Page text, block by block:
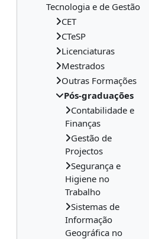
Tecnologia e de Gestão
CET
CTeSP
Licenciaturas
Mestrados
Outras Formações
Pós-graduações
Contabilidade e
Finanças
Gestão de
Projectos
Segurança e
Higiene no
Trabalho
Sistemas de
Informação
Geográfica no